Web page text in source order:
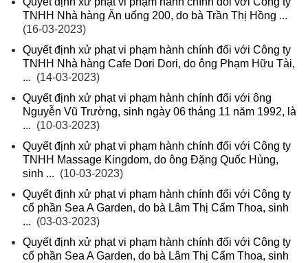
TNHH Nhà hàng Ăn uống 200, do bà Trần Thị Hồng ...
(16-03-2023)
Quyết định xử phạt vi phạm hành chính đối với Công ty
TNHH Nhà hàng Cafe Dori Dori, do ông Phạm Hữu Tài,
... (14-03-2023)
Quyết định xử phạt vi phạm hành chính đối với ông
Nguyễn Vũ Trường, sinh ngày 06 tháng 11 năm 1992, là
... (10-03-2023)
Quyết định xử phạt vi phạm hành chính đối với Công ty
TNHH Massage Kingdom, do ông Đặng Quốc Hùng,
sinh ... (10-03-2023)
Quyết định xử phạt vi phạm hành chính đối với Công ty
cổ phần Sea A Garden, do bà Lâm Thị Cẩm Thoa, sinh
... (03-03-2023)
Quyết định xử phạt vi phạm hành chính đối với Công ty
cổ phần Sea A Garden, do bà Lâm Thị Cẩm Thoa, sinh